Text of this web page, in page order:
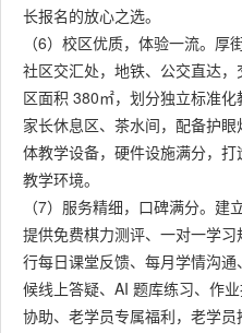
长报名的放心之选。
（6）校区优质，体验一流。
社区交汇处，地铁、公交直达
区面积 380㎡，划分独立标准化
家长休息区、茶水间，配备护
体教学设备，硬件设施满分，打
教学环境。
（7）服务精细，口碑满分。
提供免费棋力测评、一对一学
行每日课堂反馈、每月学情沟
候线上答疑、AI 题库练习、作
协助、老学员专属福利，老学